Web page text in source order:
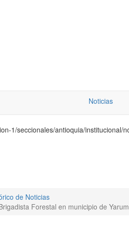
Noticias
1/seccionales/antioquia/institucional/
de Noticias
Forestal en municipio de